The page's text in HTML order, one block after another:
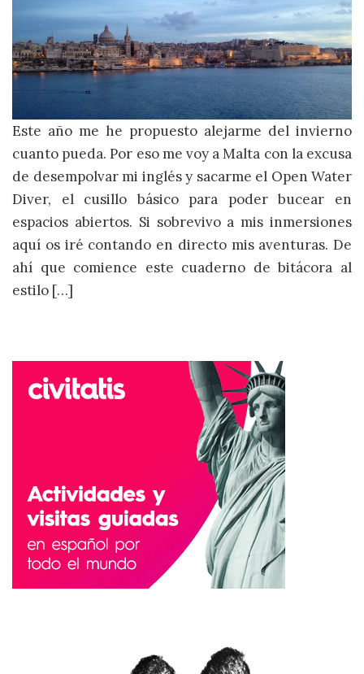
Este año me he propuesto alejarme del invierno
cuanto pueda. Por eso me voy a Malta con la excusa
de desempolvar mi inglés y sacarme el Open Water
Diver, el cusillo básico para poder bucear en
espacios abiertos. Si sobrevivo a mis inmersiones
aquí os iré contando en directo mis aventuras. De
ahí que comience este cuaderno de bitácora al
estilo […]